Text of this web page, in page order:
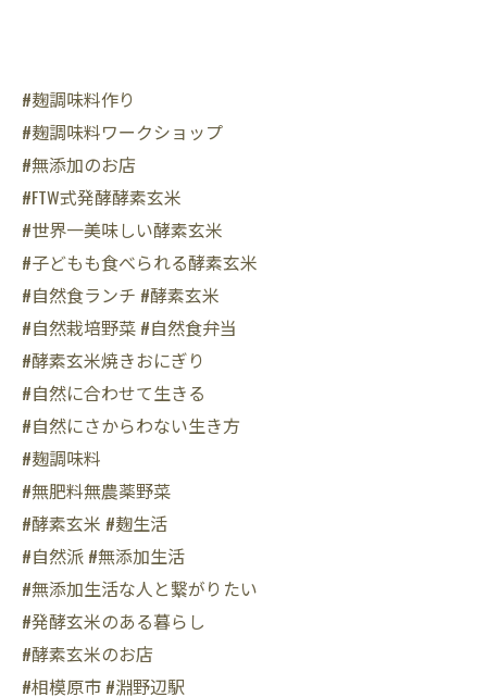
#麹調味料作り
#麹調味料ワークショップ
#無添加のお店
#FTW式発酵酵素玄米
#世界一美味しい酵素玄米
#子どもも食べられる酵素玄米
#自然食ランチ #酵素玄米
#自然栽培野菜 #自然食弁当
#酵素玄米焼きおにぎり
#自然に合わせて生きる
#自然にさからわない生き方
#麹調味料
#無肥料無農薬野菜
#酵素玄米 #麹生活
#自然派 #無添加生活
#無添加生活な人と繋がりたい
#発酵玄米のある暮らし
#酵素玄米のお店
#相模原市 #淵野辺駅